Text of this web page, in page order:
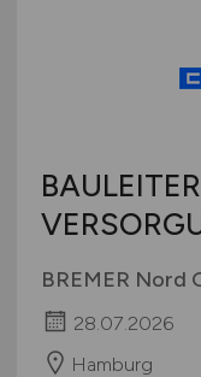
BAULEITER
BREMER Nord
28.07.2026
Hamburg